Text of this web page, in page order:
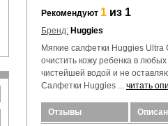
Рекомендуют 1 из 1
Бренд: Huggies
Мягкие салфетки Huggies Ultra
очистить кожу ребенка в
чистейшей водой и не
Салфетки Huggies ... читать
Отзывы